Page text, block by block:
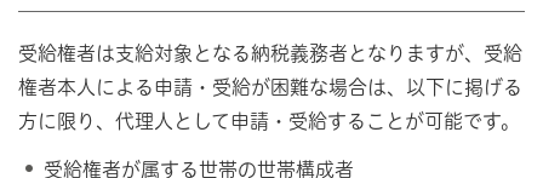
受給権者は支給対象となる納税義務者となりますが、受給
権者本人による申請・受給が困難な場合は、以下に掲げる
方に限り、代理人として申請・受給することが可能です。
受給権者が属する世帯の世帯構成者